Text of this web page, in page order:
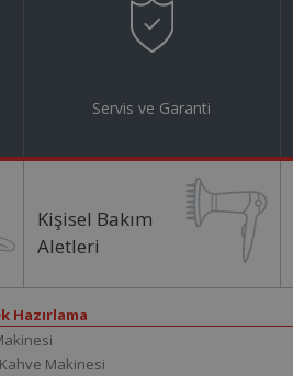
Servis ve Garanti
Kişisel Bakım
Aletleri
Hazırlama
Makinesi